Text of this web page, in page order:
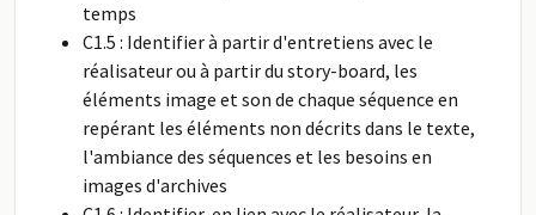
temps
C1.5 : Identifier à partir d'entretiens avec le
réalisateur ou à partir du story-board, les
éléments image et son de chaque séquence en
repérant les éléments non décrits dans le texte,
l'ambiance des séquences et les besoins en
images d'archives